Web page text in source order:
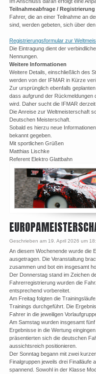
Teilnahmeabfrage / Registrierung
Fahrer, die an einer Teilnahme an
sind, werden gebeten, sich über
Registrierungsformular zur
Die Eintragung dient der
Nennungen.
Weitere Informationen
Weitere Details, einschließlich des
werden von der IFMAR in Kürze
Zur ursprünglich ebenfalls
dass aufgrund der Rückmeldungen
wird. Daher sucht die IFMAR
Die Anreise zur Weltmeisterschaft
Deutschen Meisterschaft.
Sobald es hierzu neue
bekannt gegeben.
Mit sportlichen Grüßen
Matthias Lischke
Referent Elektro Glattbahn
Geschrieben am 19. April 2026 um
An diesem Wochenende wurde die
ausgetragen. Die Veranstaltung
zusammen und bot ein insgesamt
Der Donnerstag stand im Zeichen
Fahrerregistrierung wurden die
entsprechend vorbereitet.
Am Freitag folgten die
Trainings durchgeführt. Die
Fahrer in die jeweiligen
Am Samstag wurden insgesamt
Ergebnisse in die Wertung
präsentierten sich die deutschen
aussichtsreich positionieren.
Der Sonntag begann mit zwei
Finalgruppen jeweils drei Finalläufe
spannend. Sowohl in der Klasse